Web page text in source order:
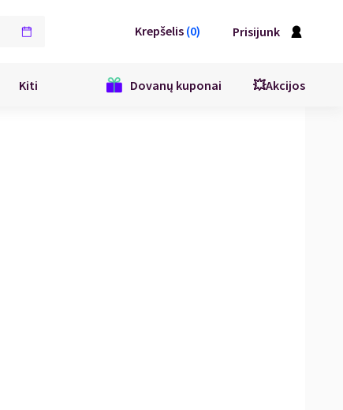
Krepšelis (0) Prisijunk
Kiti Dovanų kuponai 💥Akcijos